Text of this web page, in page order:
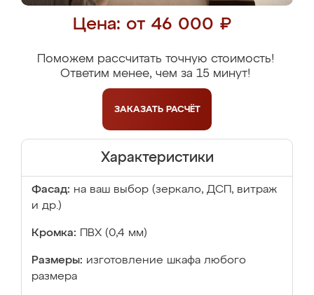
Цена: от 46 000 ₽
Поможем рассчитать точную стоимость!
Ответим менее, чем за 15 минут!
ЗАКАЗАТЬ РАСЧЁТ
Характеристики
Фасад: на ваш выбор (зеркало, ДСП, витраж
и др.)
Кромка: ПВХ (0,4 мм)
Размеры: изготовление шкафа любого
размера